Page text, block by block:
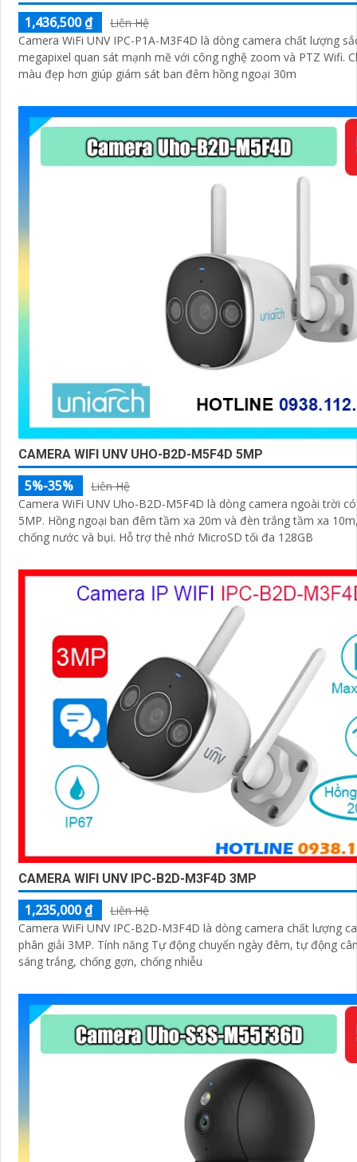
1,436,500 ₫
Liên Hệ
Camera WiFi UNV IPC-P1A-M3F4D là dòng camera chất lượng
megapixel quan sát mạnh mẽ với công nghệ zoom và PTZ Wifi.
màu đẹp hơn giúp giám sát ban đêm hồng ngoại 30m
CAMERA WIFI UNV UHO-B2D-M5F4D 5MP
5%-35%
Liên Hệ
Camera WiFi UNV Uho-B2D-M5F4D là dòng camera ngoài trời
5MP. Hồng ngoại ban đêm tầm xa 20m và đèn trắng tầm xa
chống nước và bụi. Hỗ trợ thẻ nhớ MicroSD tối đa 128GB
CAMERA WIFI UNV IPC-B2D-M3F4D 3MP
1,235,000 ₫
Liên Hệ
Camera WiFi UNV IPC-B2D-M3F4D là dòng camera chất lượng
phân giải 3MP. Tính năng Tự động chuyển ngày đêm, tự động
sáng trắng, chống gợn, chống nhiễu